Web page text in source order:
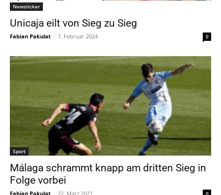
Newsticker
Unicaja eilt von Sieg zu Sieg
Fabian Pakulat - 7. Februar 2024 0
Sport
Málaga schrammt knapp am dritten Sieg in
Folge vorbei
Fabian Pakulat - 22. März 2021 0